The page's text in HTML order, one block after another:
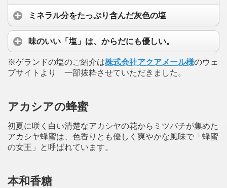
ミネラル分をたっぷり含んだ灰色の塩
味のいい「塩」は、からだにも優しい。
※ゲランドの塩のご紹介は株式会社アクアメール様のウェ
ブサイトより 一部抜粋させていただきました。
アカシアの蜂蜜
初夏に咲く白い清楚なアカシヤの花からミツバチが集めた
アカシヤ蜂蜜は、色香りとも優しく爽やかな風味で「蜂蜜
の女王」と呼ばれています。
本和香糖